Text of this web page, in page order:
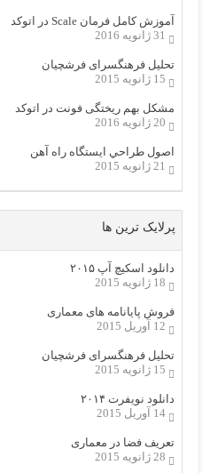
آموزش کامل فرمان Scale در اتوکد
31 ژانویه 2016
تحلیل فرهنگسرای فرشچیان
15 ژانویه 2015
مشکل بهم ریختگی فونت در اتوکد
20 ژانویه 2016
اصول طراحي ایستگاه راه آهن
21 ژانویه 2015
پرلایک ترین ها
دانلود اسکیچ آپ ۲۰۱۵
18 ژانویه 2015
فروش پایانامه های معماری
12 آوریل 2015
تحلیل فرهنگسرای فرشچیان
15 ژانویه 2015
دانلود نویفرت ۲۰۱۴
14 آوریل 2015
تعریف فضا در معماری
28 ژانویه 2015